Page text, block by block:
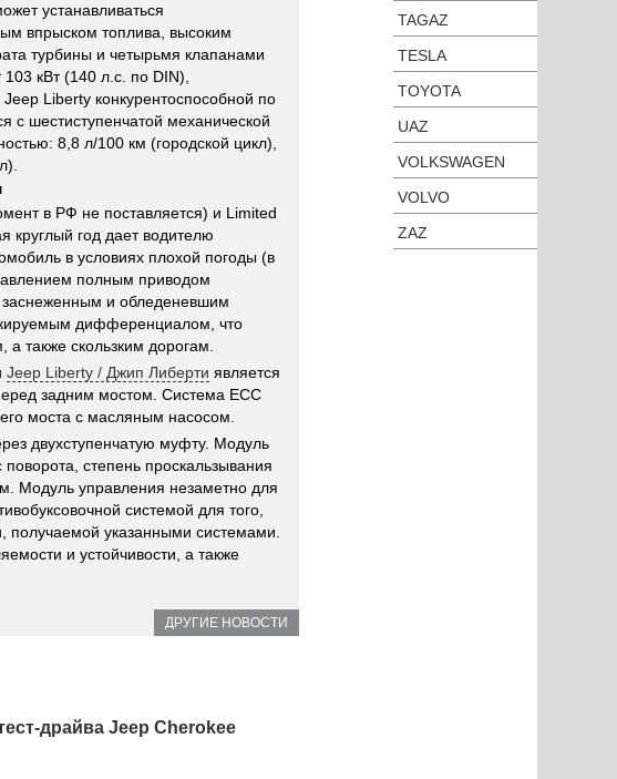
устанавливаться
впрыском топлива, высоким
турбины и четырьмя клапанами
кВт (140 л.с. по DIN),
Liberty конкурентоспособной по
с шестиступенчатой механической
8,8 л/100 км (городской цикл),
в РФ не поставляется) и Limited
круглый год дает водителю
в условиях плохой погоды (в
полным приводом
заснеженным и обледеневшим
дифференциалом, что
также скользким дорогам.
Jeep Liberty / Джип Либерти является
задним мостом. Система ECC
моста с масляным насосом.
двухступенчатую муфту. Модуль
степень проскальзывания
Модуль управления незаметно для
системой для того,
указанными системами.
и устойчивости, а также
ДРУГИЕ НОВОСТИ
драйва Jeep Cherokee
TAGAZ
TESLA
TOYOTA
UAZ
VOLKSWAGEN
VOLVO
ZAZ